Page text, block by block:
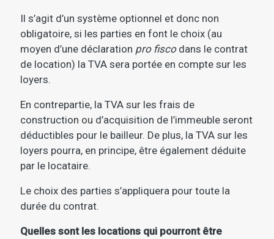
Il s’agit d’un système optionnel et donc non
obligatoire, si les parties en font le choix (au
moyen d’une déclaration pro fiscodans le contrat
de location) la TVA sera portée en compte sur les
loyers.
En contrepartie, la TVA sur les frais de
construction ou d’acquisition de l’immeuble seront
déductibles pour le bailleur. De plus, la TVA sur les
loyers pourra, en principe, être également déduite
par le locataire.
Le choix des parties s’appliquera pour toute la
durée du contrat.
Quelles sont les locations qui pourront être